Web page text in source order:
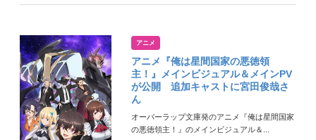
アニメ
アニメ『俺は星間国家の悪徳領
主！』メインビジュアル＆メインPV
が公開 追加キャストに宮田俊哉さ
ん
オーバーラップ文庫発のアニメ『俺は星間国家
の悪徳領主！』のメインビジュアル＆...